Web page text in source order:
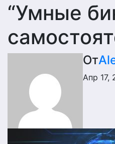
“Умные
От
Апр 17,